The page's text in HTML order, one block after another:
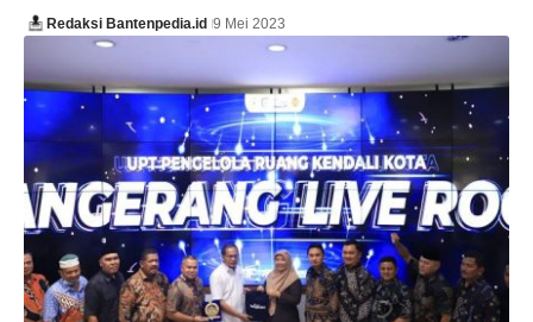
Redaksi Bantenpedia.id 9 Mei 2023